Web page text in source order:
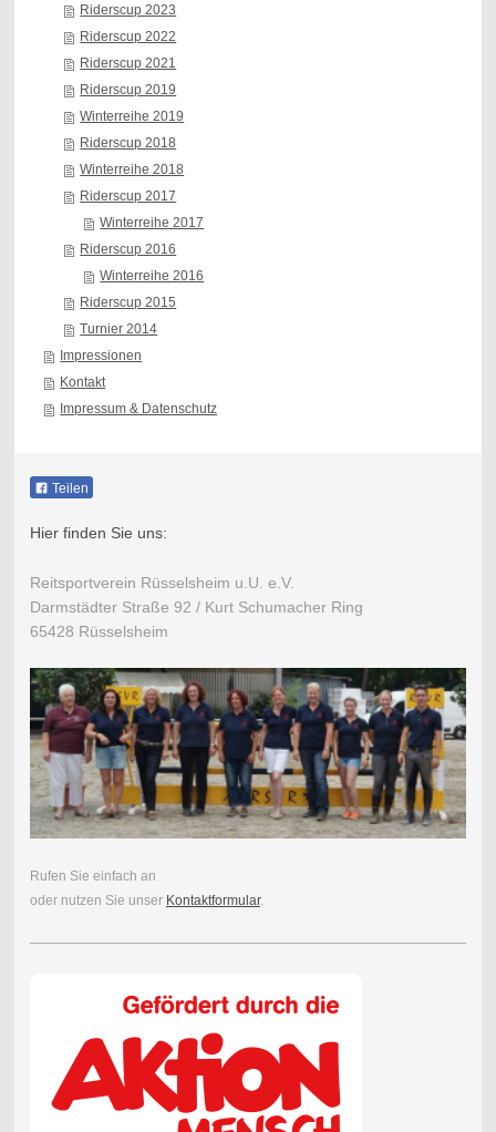
Riderscup 2023
Riderscup 2022
Riderscup 2021
Riderscup 2019
Winterreihe 2019
Riderscup 2018
Winterreihe 2018
Riderscup 2017
Winterreihe 2017
Riderscup 2016
Winterreihe 2016
Riderscup 2015
Turnier 2014
Impressionen
Kontakt
Impressum & Datenschutz
Teilen
Hier finden Sie uns:
Reitsportverein Rüsselsheim u.U. e.V.
Darmstädter Straße 92 / Kurt Schumacher Ring
65428 Rüsselsheim
Rufen Sie einfach an
oder nutzen Sie unser Kontaktformular.